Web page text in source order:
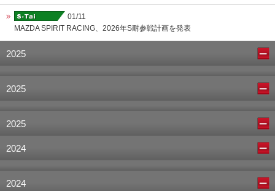
01/11
MAZDA SPIRIT RACING、2026年S耐参戦計画を発表
2025
2025
2025
2024
2024